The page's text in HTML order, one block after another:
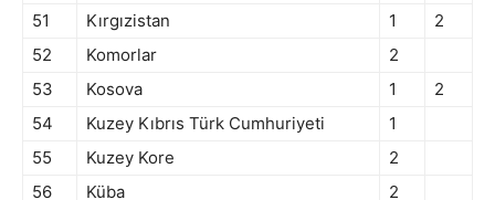
51
Kırgızistan 1
2
52
Komorlar
2
53
Kosova 1
2
54
Kuzey Kıbrıs Türk Cumhuriyeti
1
55
Kuzey Kore
2
56
Küba 2